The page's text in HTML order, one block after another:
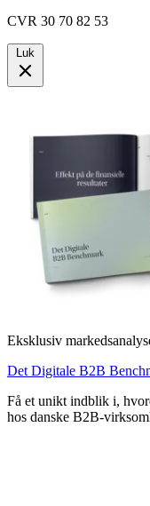
CVR 30 70 82 53
Luk
Eksklusiv
Det Digitale B2B
Få et unikt indblik i,
hos danske B2B-